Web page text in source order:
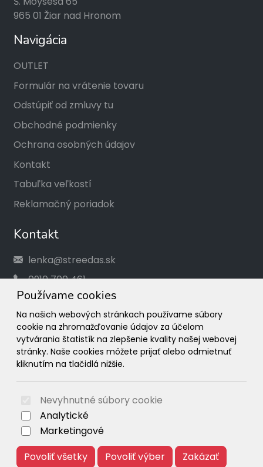
Používame cookies
Na našich webových stránkach používame súbory
cookie na zhromažďovanie údajov za účelom
vytvárania štatistík na zlepšenie kvality našej webovej
stránky. Naše cookies môžete prijať alebo odmietnuť
kliknutím na tlačidlá nižšie.
Nevyhnutné súbory cookie
Analytické
Marketingové
Povoliť všetky
Povoliť výber Zakázať
965 01 Žiar nad Hronom
Navigácia
OUTLET
Formulár na vrátenie tovaru
Odstúpiť od zmluvy tu
Obchodné podmienky
Ochrana osobných údajov
Kontakt
Tabuľka veľkostí
Reklamačný poriadok
Kontakt
lenka@streedas.sk
0910 700 461
Social
Facebook
Instagram
© 2026 Arrabella s.r.o., mayabella s.r.o., Všetky práva
vyhradené.
Hosting: - Web: